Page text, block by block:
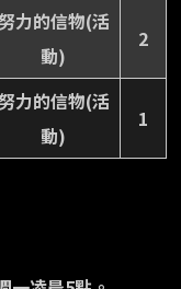
力的信物(活
動)
2
力的信物(活
動)
1